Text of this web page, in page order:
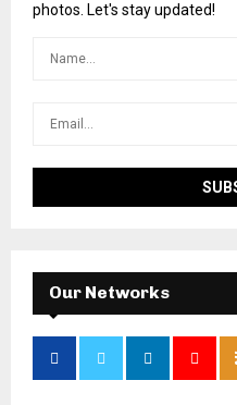
photos. Let's stay updated!
Our Networks